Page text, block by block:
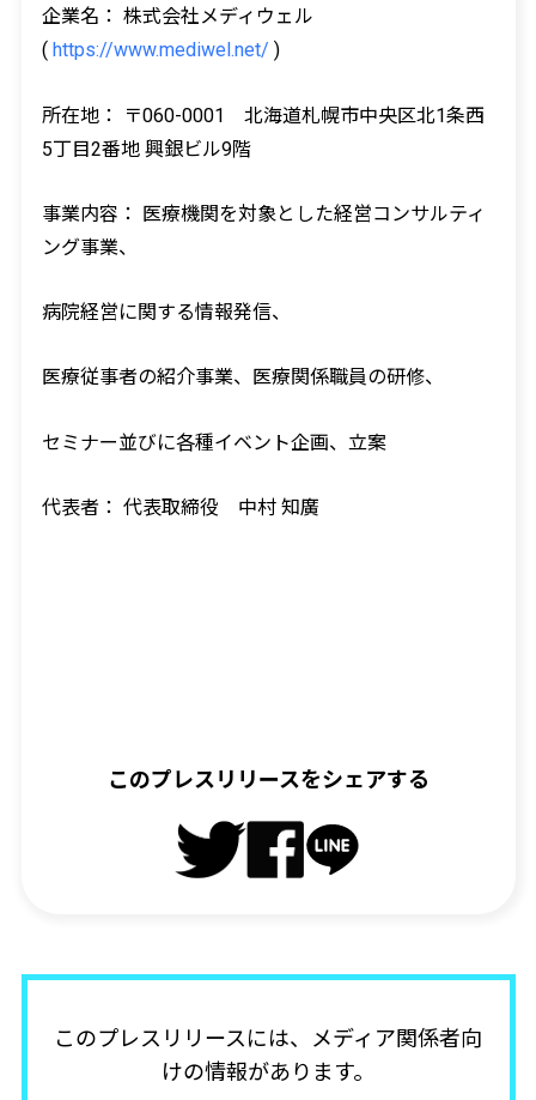
企業名： 株式会社メディウェル
( https://www.mediwel.net/ )
所在地： 〒060-0001 北海道札幌市中央区北1条西
5丁目2番地 興銀ビル9階
事業内容： 医療機関を対象とした経営コンサルティ
ング事業、
病院経営に関する情報発信、
医療従事者の紹介事業、医療関係職員の研修、
セミナー並びに各種イベント企画、立案
代表者： 代表取締役 中村 知廣
このプレスリリースをシェアする
このプレスリリースには、メディア関係者向
けの情報があります。